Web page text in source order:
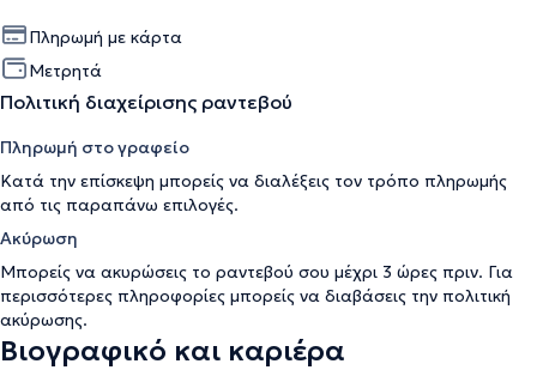
Πληρωμή με κάρτα
Μετρητά
Πολιτική διαχείρισης ραντεβού
Πληρωμή στο γραφείο
Κατά την επίσκεψη μπορείς να διαλέξεις τον τρόπο πληρωμής
από τις παραπάνω επιλογές.
Ακύρωση
Μπορείς να ακυρώσεις το ραντεβού σου μέχρι 3 ώρες πριν. Για
περισσότερες πληροφορίες μπορείς να διαβάσεις την πολιτική
ακύρωσης.
Βιογραφικό και καριέρα